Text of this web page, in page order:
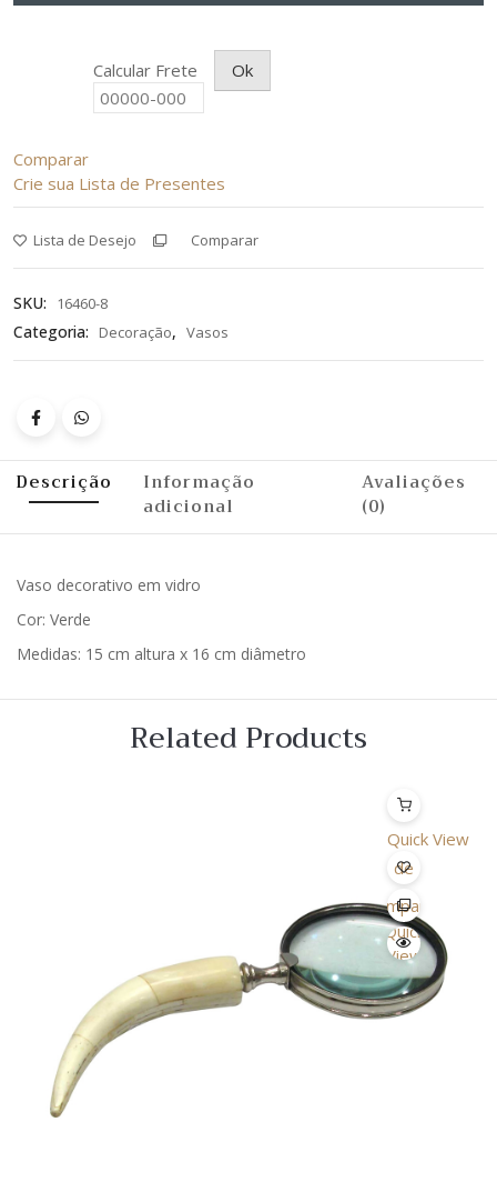
Comparar
Calcular Frete Ok
Crie sua Lista de Presentes
Lista de Desejo Comparar
SKU: 16460-8
Categoria: Decoração, Vasos
Descrição
Informação
adicional
Avaliações
(0)
Vaso decorativo em vidro
Cor: Verde
Medidas: 15 cm altura x 16 cm diâmetro
Related Products
Quick View
Lista
de
Desejo
Comparar
Quick
View